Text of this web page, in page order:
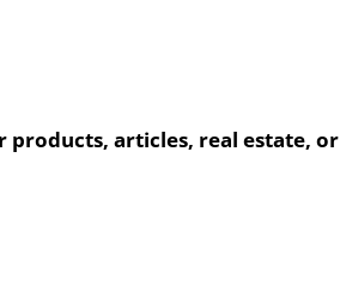
articles, real estate, or